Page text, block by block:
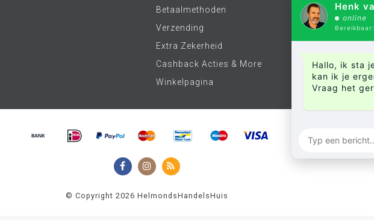
Betaalmethoden
Verzending
Extra Zekerheid
Cashback Acties & More
Winkelpagina
© Copyright 2026 HelmondsHandelsHuis
Henk
online
Hallo, ik sta
kan ik je
Vraag het